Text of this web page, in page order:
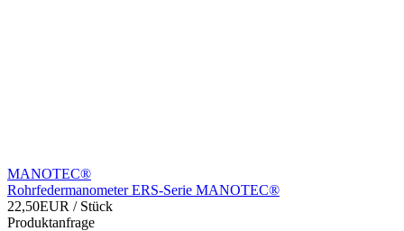
MANOTEC®
Rohrfedermanometer ERS-Serie MANOTEC®
22,50EUR / Stück
Produktanfrage